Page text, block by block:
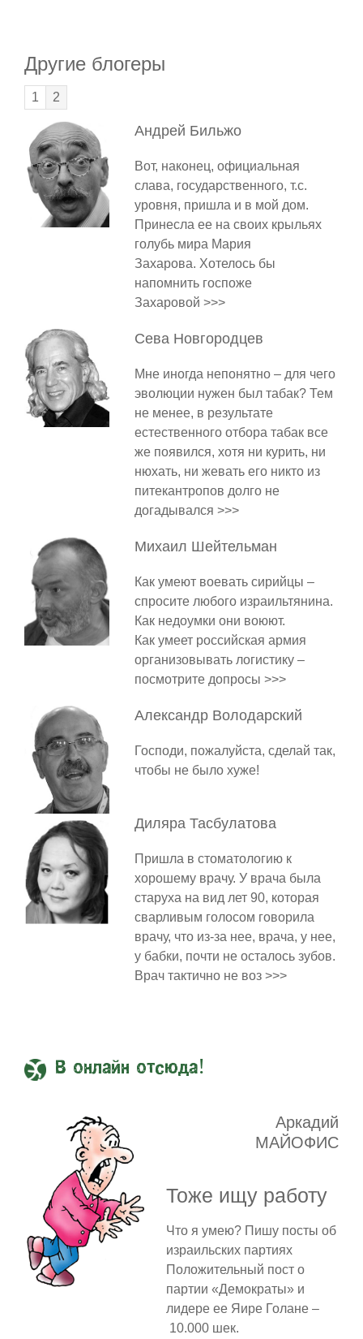
Другие блогеры
1 2
Андрей Бильжо
Вот, наконец, официальная
слава, государственного, т.с.
уровня, пришла и в мой дом.
Принесла ее на своих крыльях
голубь мира Мария
Захарова. Хотелось бы
напомнить госпоже
Захаровой >>>
Сева Новгородцев
Мне иногда непонятно – для чего
эволюции нужен был табак? Тем
не менее, в результате
естественного отбора табак все
же появился, хотя ни курить, ни
нюхать, ни жевать его никто из
питекантропов долго не
догадывался >>>
Михаил Шейтельман
Как умеют воевать сирийцы –
спросите любого израильтянина.
Как недоумки они воюют.
Как умеет российская армия
организовывать логистику –
посмотрите допросы >>>
Александр Володарский
Господи, пожалуйста, сделай так,
чтобы не было хуже!
Диляра Тасбулатова
Пришла в стоматологию к
хорошему врачу. У врача была
старуха на вид лет 90, которая
сварливым голосом говорила
врачу, что из-за нее, врача, у нее,
у бабки, почти не осталось зубов.
Врач тактично не воз >>>
В онлайн отсюда!
Аркадий
МАЙОФИС
Тоже ищу работу
Что я умею? Пишу посты об
израильских партиях
Положительный пост о
партии «Демократы» и
лидере ее Яире Голане –
10.000 шек.